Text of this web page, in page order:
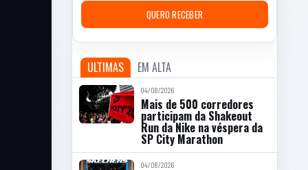
QUERO RECEBER
ULTIMAS EM ALTA
04/08/2026
Mais de 500 corredores
participam da Shakeout
Run da Nike na véspera da
SP City Marathon
04/08/2026